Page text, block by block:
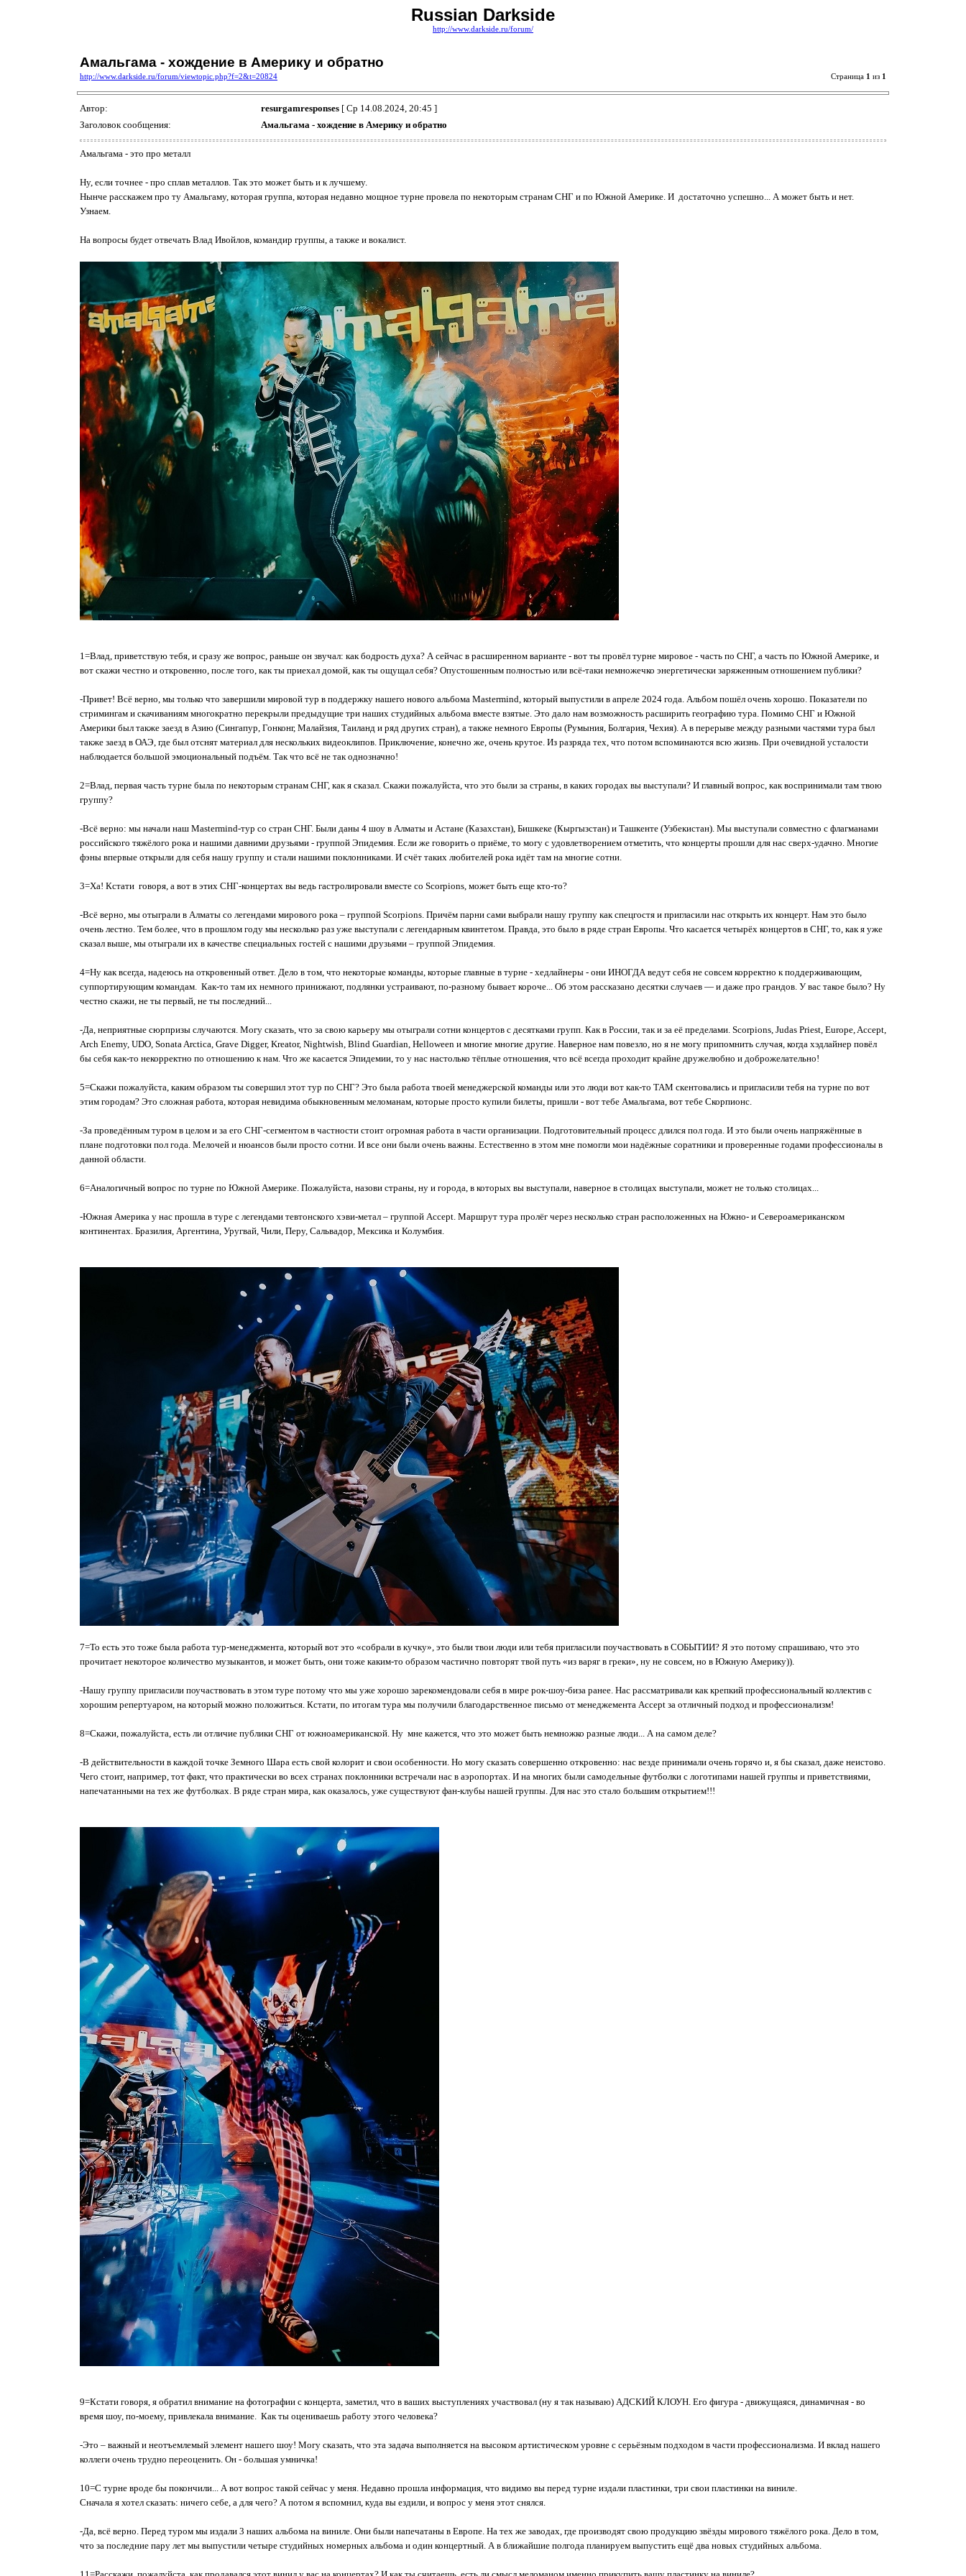
Russian Darkside
http://www.darkside.ru/forum/
Амальгама - хождение в Америку и обратно
http://www.darkside.ru/forum/viewtopic.php?f=2&t=20824 Страница 1 из 1
Автор: resurgamresponses [ Ср 14.08.2024, 20:45 ]
Заголовок сообщения:
Амальгама - хождение в Америку и обратно
Амальгама - это про металл
Ну, если точнее - про сплав металлов. Так это может быть и к лучшему.
Нынче расскажем про ту Амальгаму, которая группа, которая недавно мощное турне провела по некоторым странам СНГ и по Южной Америке. И достаточно успешно... А может быть и нет.
Узнаем.
На вопросы будет отвечать Влад Ивойлов, командир группы, а также и вокалист.
1=Влад, приветствую тебя, и сразу же вопрос, раньше он звучал: как бодрость духа? А сейчас в расширенном варианте - вот ты провёл турне мировое - часть по СНГ, а часть по Южной Америке, и
вот скажи честно и откровенно, после того, как ты приехал домой, как ты ощущал себя? Опустошенным полностью или всё-таки немножечко энергетически заряженным отношением публики?
-Привет! Всё верно, мы только что завершили мировой тур в поддержку нашего нового альбома Mastermind, который выпустили в апреле 2024 года. Альбом пошёл очень хорошо. Показатели по
стримингам и скачиваниям многократно перекрыли предыдущие три наших студийных альбома вместе взятые. Это дало нам возможность расширить географию тура. Помимо СНГ и Южной
Америки был также заезд в Азию (Сингапур, Гонконг, Малайзия, Таиланд и ряд других стран), а также немного Европы (Румыния, Болгария, Чехия). А в перерыве между разными частями тура был
также заезд в ОАЭ, где был отснят материал для нескольких видеоклипов. Приключение, конечно же, очень крутое. Из разряда тех, что потом вспоминаются всю жизнь. При очевидной усталости
наблюдается большой эмоциональный подъём. Так что всё не так однозначно!
2=Влад, первая часть турне была по некоторым странам СНГ, как я сказал. Скажи пожалуйста, что это были за страны, в каких городах вы выступали? И главный вопрос, как воспринимали там твою
группу?
-Всё верно: мы начали наш Mastermind-тур со стран СНГ. Были даны 4 шоу в Алматы и Астане (Казахстан), Бишкеке (Кыргызстан) и Ташкенте (Узбекистан). Мы выступали совместно с флагманами
российского тяжёлого рока и нашими давними друзьями - группой Эпидемия. Если же говорить о приёме, то могу с удовлетворением отметить, что концерты прошли для нас сверх-удачно. Многие
фэны впервые открыли для себя нашу группу и стали нашими поклонниками. И счёт таких любителей рока идёт там на многие сотни.
3=Ха! Кстати говоря, а вот в этих СНГ-концертах вы ведь гастролировали вместе со Scorpions, может быть еще кто-то?
-Всё верно, мы отыграли в Алматы со легендами мирового рока – группой Scorpions. Причём парни сами выбрали нашу группу как спецгостя и пригласили нас открыть их концерт. Нам это было
очень лестно. Тем более, что в прошлом году мы несколько раз уже выступали с легендарным квинтетом. Правда, это было в ряде стран Европы. Что касается четырёх концертов в СНГ, то, как я уже
сказал выше, мы отыграли их в качестве специальных гостей с нашими друзьями – группой Эпидемия.
4=Ну как всегда, надеюсь на откровенный ответ. Дело в том, что некоторые команды, которые главные в турне - хедлайнеры - они ИНОГДА ведут себя не совсем корректно к поддерживающим,
суппортирующим командам. Как-то там их немного принижают, подлянки устраивают, по-разному бывает короче... Об этом рассказано десятки случаев — и даже про грандов. У вас такое было? Ну
честно скажи, не ты первый, не ты последний...
-Да, неприятные сюрпризы случаются. Могу сказать, что за свою карьеру мы отыграли сотни концертов с десятками групп. Как в России, так и за её пределами. Scorpions, Judas Priest, Europe, Accept,
Arch Enemy, UDO, Sonata Arctica, Grave Digger, Kreator, Nightwish, Blind Guardian, Helloween и многие многие другие. Наверное нам повезло, но я не могу припомнить случая, когда хэдлайнер повёл
бы себя как-то некорректно по отношению к нам. Что же касается Эпидемии, то у нас настолько тёплые отношения, что всё всегда проходит крайне дружелюбно и доброжелательно!
5=Скажи пожалуйста, каким образом ты совершил этот тур по СНГ? Это была работа твоей менеджерской команды или это люди вот как-то ТАМ скентовались и пригласили тебя на турне по вот
этим городам? Это сложная работа, которая невидима обыкновенным меломанам, которые просто купили билеты, пришли - вот тебе Амальгама, вот тебе Скорпионс.
-За проведённым туром в целом и за его СНГ-сегментом в частности стоит огромная работа в части организации. Подготовительный процесс длился пол года. И это были очень напряжённые в
плане подготовки пол года. Мелочей и нюансов были просто сотни. И все они были очень важны. Естественно в этом мне помогли мои надёжные соратники и проверенные годами профессионалы в
данной области.
6=Аналогичный вопрос по турне по Южной Америке. Пожалуйста, назови страны, ну и города, в которых вы выступали, наверное в столицах выступали, может не только столицах...
-Южная Америка у нас прошла в туре с легендами тевтонского хэви-метал – группой Accept. Маршрут тура пролёг через несколько стран расположенных на Южно- и Североамериканском
континентах. Бразилия, Аргентина, Уругвай, Чили, Перу, Сальвадор, Мексика и Колумбия.
7=То есть это тоже была работа тур-менеджмента, который вот это «собрали в кучку», это были твои люди или тебя пригласили поучаствовать в СОБЫТИИ? Я это потому спрашиваю, что это
прочитает некоторое количество музыкантов, и может быть, они тоже каким-то образом частично повторят твой путь «из варяг в греки», ну не совсем, но в Южную Америку)).
-Нашу группу пригласили поучаствовать в этом туре потому что мы уже хорошо зарекомендовали себя в мире рок-шоу-биза ранее. Нас рассматривали как крепкий профессиональный коллектив с
хорошим репертуаром, на который можно положиться. Кстати, по итогам тура мы получили благодарственное письмо от менеджемента Accept за отличный подход и профессионализм!
8=Скажи, пожалуйста, есть ли отличие публики СНГ от южноамериканской. Ну мне кажется, что это может быть немножко разные люди... А на самом деле?
-В действительности в каждой точке Земного Шара есть свой колорит и свои особенности. Но могу сказать совершенно откровенно: нас везде принимали очень горячо и, я бы сказал, даже неистово.
Чего стоит, например, тот факт, что практически во всех странах поклонники встречали нас в аэропортах. И на многих были самодельные футболки с логотипами нашей группы и приветствиями,
напечатанными на тех же футболках. В ряде стран мира, как оказалось, уже существуют фан-клубы нашей группы. Для нас это стало большим открытием!!!
9=Кстати говоря, я обратил внимание на фотографии с концерта, заметил, что в ваших выступлениях участвовал (ну я так называю) АДСКИЙ КЛОУН. Его фигура - движущаяся, динамичная - во
время шоу, по-моему, привлекала внимание. Как ты оцениваешь работу этого человека?
-Это – важный и неотъемлемый элемент нашего шоу! Могу сказать, что эта задача выполняется на высоком артистическом уровне с серьёзным подходом в части профессионализма. И вклад нашего
коллеги очень трудно переоценить. Он - большая умничка!
10=С турне вроде бы покончили... А вот вопрос такой сейчас у меня. Недавно прошла информация, что видимо вы перед турне издали пластинки, три свои пластинки на виниле.
Сначала я хотел сказать: ничего себе, а для чего? А потом я вспомнил, куда вы ездили, и вопрос у меня этот снялся.
-Да, всё верно. Перед туром мы издали 3 наших альбома на виниле. Они были напечатаны в Европе. На тех же заводах, где производят свою продукцию звёзды мирового тяжёлого рока. Дело в том,
что за последние пару лет мы выпустили четыре студийных номерных альбома и один концертный. А в ближайшие полгода планируем выпустить ещё два новых студийных альбома.